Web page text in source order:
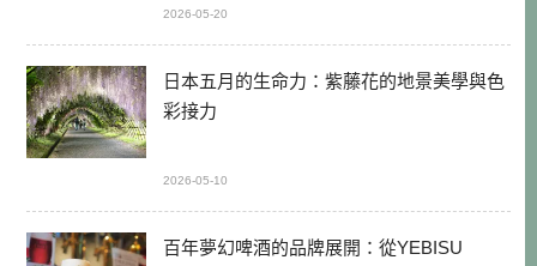
2026-05-20
日本五月的生命力：紫藤花的地景美學與色
彩接力
2026-05-10
百年夢幻啤酒的品牌展開：從YEBISU